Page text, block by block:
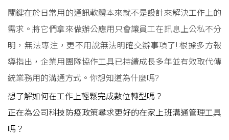
關鍵在於日常用的通訊軟體本來就不是設計來解決工作上的
需求。將它們拿來做辦公應用只會讓員工在訊息上公私不分
明，無法專注，更不用說無法明確交辦事項了! 根據多方報
導指出，企業用團隊協作工具已持續成長多年並有效取代傳
統業務用的溝通方式。你想知道為什麼嗎?
想了解如何在工作上輕鬆完成數位轉型嗎？
正在為公司科技防疫政策尋求更好的在家上班溝通管理工具
嗎？